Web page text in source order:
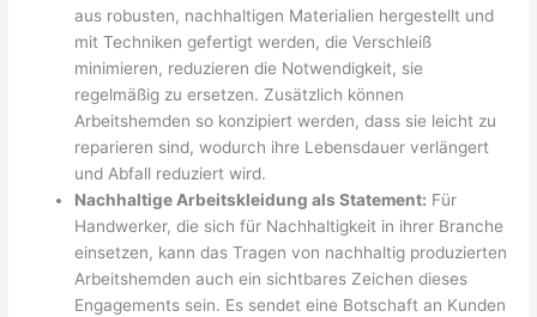
aus robusten, nachhaltigen Materialien hergestellt und
mit Techniken gefertigt werden, die Verschleiß
minimieren, reduzieren die Notwendigkeit, sie
regelmäßig zu ersetzen. Zusätzlich können
Arbeitshemden so konzipiert werden, dass sie leicht zu
reparieren sind, wodurch ihre Lebensdauer verlängert
und Abfall reduziert wird.
Nachhaltige Arbeitskleidung als Statement: Für
Handwerker, die sich für Nachhaltigkeit in ihrer Branche
einsetzen, kann das Tragen von nachhaltig produzierten
Arbeitshemden auch ein sichtbares Zeichen dieses
Engagements sein. Es sendet eine Botschaft an Kunden